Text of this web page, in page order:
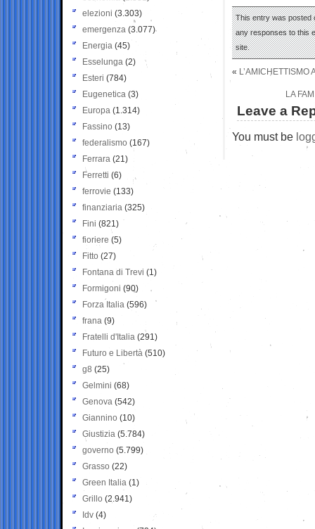
This entry was posted
any responses to this
site.
«
LA
Leave a
You must be
elezioni (3.303)
emergenza (3.077)
Energia (45)
Esselunga (2)
Esteri (784)
Eugenetica (3)
Europa (1.314)
Fassino (13)
federalismo (167)
Ferrara (21)
Ferretti (6)
ferrovie (133)
finanziaria (325)
Fini (821)
fioriere (5)
Fitto (27)
Fontana di Trevi (1)
Formigoni (90)
Forza Italia (596)
frana (9)
Fratelli d'Italia (291)
Futuro e Libertà (510)
g8 (25)
Gelmini (68)
Genova (542)
Giannino (10)
Giustizia (5.784)
governo (5.799)
Grasso (22)
Green Italia (1)
Grillo (2.941)
Idv (4)